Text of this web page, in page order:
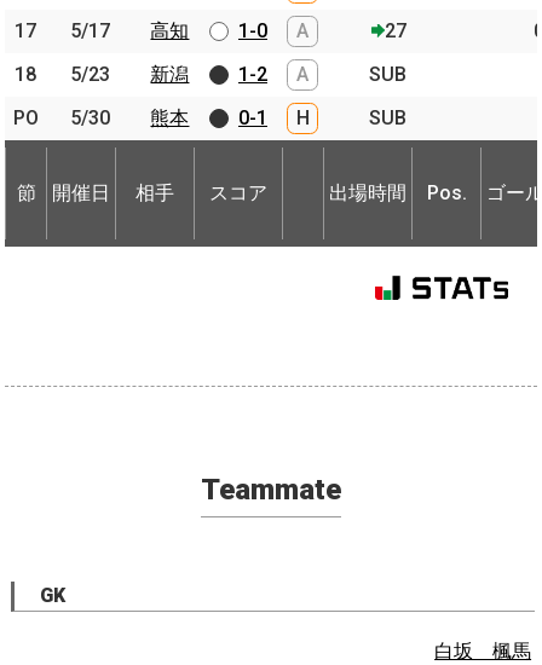
17
5/17 高知 1-0 A 27
18
5/23 新潟 1-2 A
SUB
PO
5/30 熊本 0-1 H SUB
節 開催日 相手 スコア 出場時間 Pos. ゴー
17
5/17
高知
18
5/23
新潟
PO
5/30 熊本
節 開催日 相手
Teammate
GK
白坂 楓馬